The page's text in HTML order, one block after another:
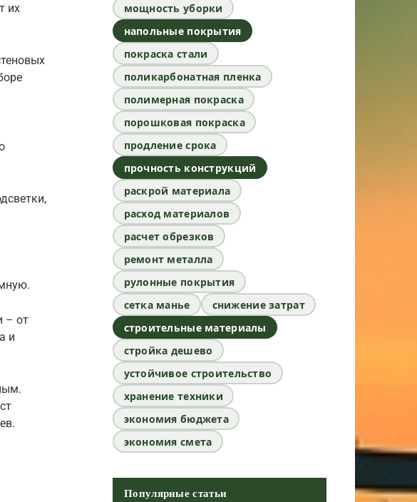
их
– от
и
мощность уборки
напольные покрытия
покраска стали
поликарбонатная пленка
полимерная покраска
порошковая покраска
продление срока
прочность конструкций
раскрой материала
расход материалов
расчет обрезков
ремонт металла
рулонные покрытия
сетка манье
снижение затрат
строительные материалы
стройка дешево
устойчивое строительство
хранение техники
экономия бюджета
экономия смета
Популярные статьи